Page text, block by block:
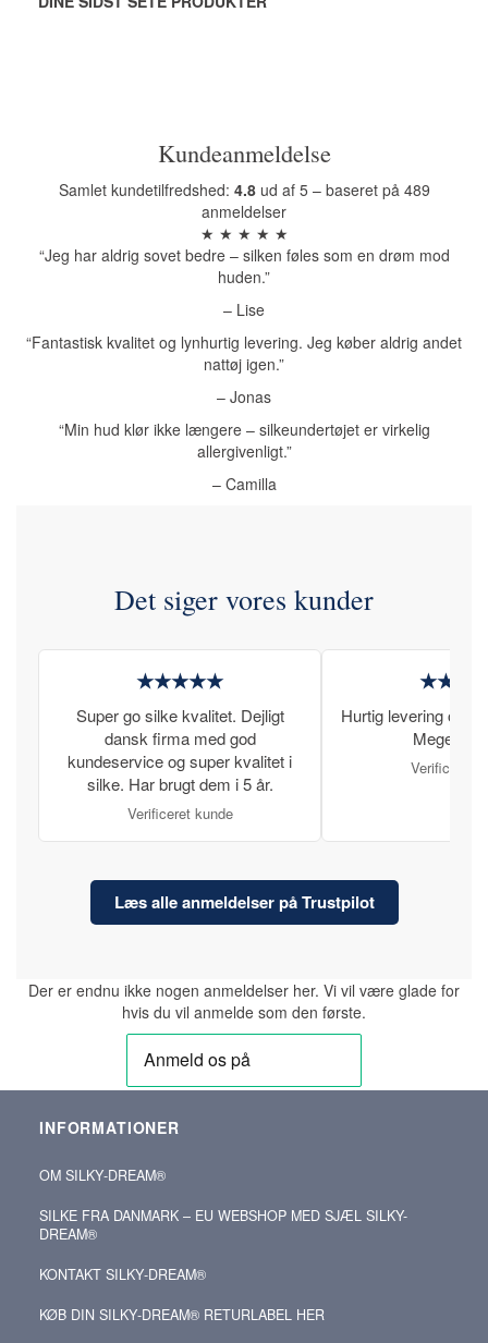
Kundeanmeldelse
Samlet kundetilfredshed: 4.8ud af 5 – baseret på 489
anmeldelser
★ ★ ★ ★ ★
“Jeg har aldrig sovet bedre – silken føles som en drøm mod
huden.”
– Lise
“Fantastisk kvalitet og lynhurtig levering. Jeg køber aldrig andet
nattøj igen.”
– Jonas
“Min hud klør ikke længere – silkeundertøjet er virkelig
allergivenligt.”
– Camilla
Det siger vores kunder
★★★★★
Super go silke kvalitet. Dejligt
dansk firma med god
kundeservice og super kvalitet i
silke. Har brugt dem i 5 år.
Verificeret kunde
Hurtig levering og
Meget
Verificeret
Læs alle anmeldelser på Trustpilot
Der er endnu ikke nogen anmeldelser her. Vi vil være glade for
hvis du vil anmelde som den første.
INFORMATIONER
OM SILKY‑DREAM®
SILKE FRA DANMARK – EU WEBSHOP MED SJÆL SILKY-
DREAM®
KONTAKT SILKY‑DREAM®
KØB DIN SILKY‑DREAM® RETURLABEL HER